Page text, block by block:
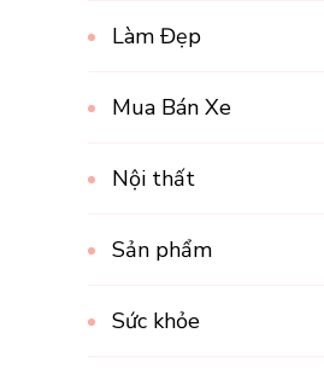
Làm Đẹp
Mua Bán Xe
Nội thất
Sản phẩm
Sức khỏe